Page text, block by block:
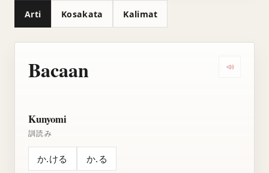
Arti Kosakata Kalimat
Bacaan
Kunyomi
訓読み
か.ける か.る